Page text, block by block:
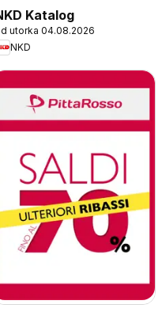
Katalog
utorka 04.08.2026
NKD